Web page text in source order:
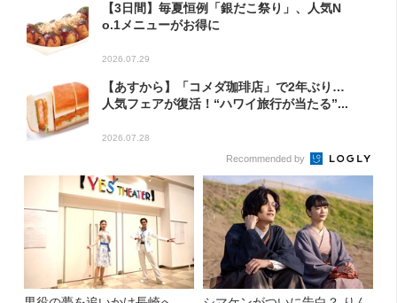
【3日間】毎夏恒例「銀だこ祭り」、人気N
o.1メニューがお得に
2026.07.29
【あすから】「コメダ珈琲店」で2年ぶり…
人気フェアが復活！“ハワイ旅行が当たる”...
2026.07.28
Recommended by